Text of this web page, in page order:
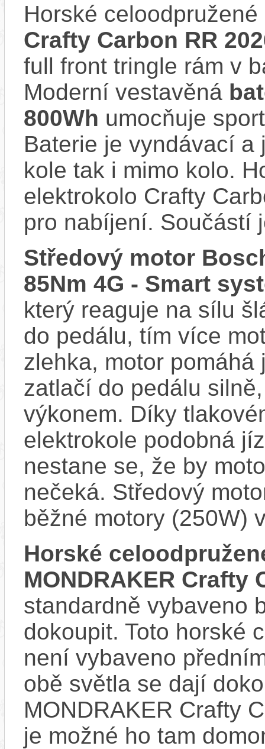
Horské
Crafty Carbon RR
full front tringle rám v
Moderní vestavěná
800Wh umocňuje
Baterie je vyndávací
kole tak i mimo kolo.
elektrokolo Crafty
pro nabíjení. Součástí
Středový motor
85Nm 4G - Smart
který reaguje na sílu
do pedálu, tím více
zlehka, motor
zatlačí do pedálu
výkonem. Díky
elektrokole podobná
nestane se, že by
nečeká. Středový
běžné motory (250W)
Horské
MONDRAKER Crafty
standardně vybaveno
dokoupit. Toto horské
není vybaveno
obě světla se dají
MONDRAKER Crafty
je možné ho tam